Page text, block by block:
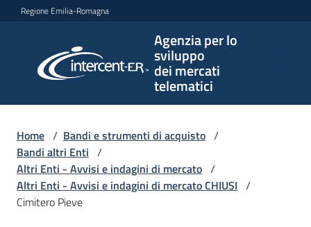
Vai al contenuto
Vai alla navigazione
Vai al footer
Regione Emilia-Romagna
Agenzia per lo
sviluppo
dei mercati
telematici
per lo
sviluppo
telematici
L'Agenzia
Home / Bandi e strumenti di acquisto /
Bandi altri Enti /
Altri Enti - Avvisi e indagini di mercato /
Altri Enti - Avvisi e indagini di mercato CHIUSI /
Cimitero Pieve